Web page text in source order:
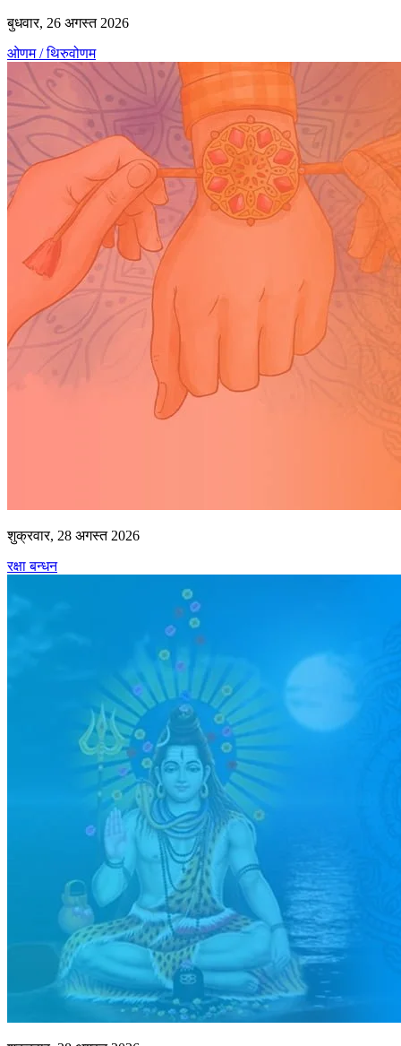
बुधवार, 26 अगस्त 2026
ओणम / थिरुवोणम
शुक्रवार, 28 अगस्त 2026
रक्षा बन्धन